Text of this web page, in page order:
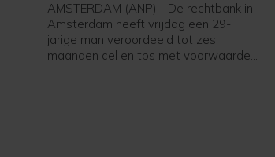
AMSTERDAM (ANP) - De rechtbank in
Amsterdam heeft vrijdag een 29-
jarige man veroordeeld tot zes
maanden cel en tbs met voorwaarden